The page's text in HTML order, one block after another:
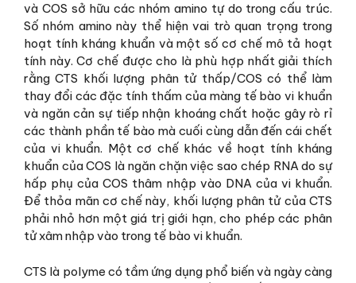
và COS sở hữu các nhóm amino tự do trong cấu trúc.
Số nhóm amino này thể hiện vai trò quan trọng trong
hoạt tính kháng khuẩn và một số cơ chế mô tả hoạt
tính này. Cơ chế được cho là phù hợp nhất giải thích
rằng CTS khối lượng phân tử thấp/COS có thể làm
thay đổi các đặc tính thấm của màng tế bào vi khuẩn
và ngăn cản sự tiếp nhận khoáng chất hoặc gây rò rỉ
các thành phần tế bào mà cuối cùng dẫn đến cái chết
của vi khuẩn. Một cơ chế khác về hoạt tính kháng
khuẩn của COS là ngăn chặn việc sao chép RNA do sự
hấp phụ của COS thâm nhập vào DNA của vi khuẩn.
Để thỏa mãn cơ chế này, khối lượng phân tử của CTS
phải nhỏ hơn một giá trị giới hạn, cho phép các phân
tử xâm nhập vào trong tế bào vi khuẩn.
CTS là polyme có tầm ứng dụng phổ biến và ngày càng